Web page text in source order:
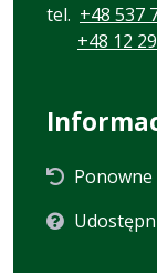
tel. +48 537
+48 12